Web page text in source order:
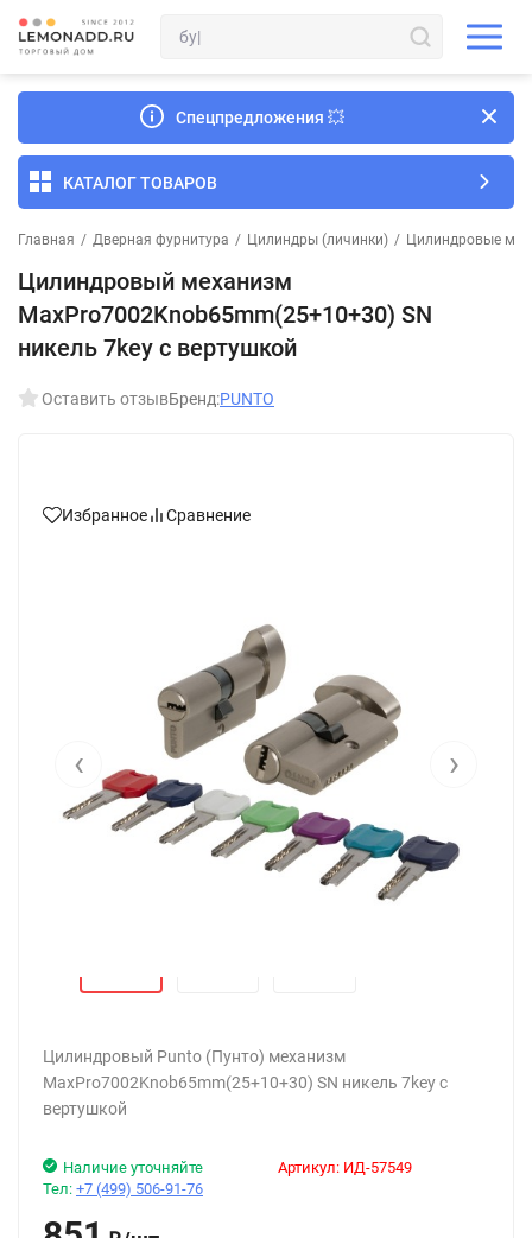
Спецпредложения 💥
КАТАЛОГ ТОВАРОВ
Главная / Дверная фурнитура / Цилиндры (личинки) / Цилиндровые
Цилиндровый механизм
MaxPro7002Knob65mm(25+10+30) SN
никель 7key с вертушкой
Оставить отзывБренд:PUNTO
Избранное Сравнение
‹ ›
Цилиндровый Punto (Пунто) механизм
MaxPro7002Knob65mm(25+10+30) SN никель 7key с
вертушкой
Артикул: ИД-57549
Наличие уточняйте
Тел: +7 (499) 506-91-76